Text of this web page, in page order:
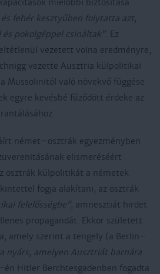
mielőbbi biztosítása
és fehér kesztyűben folytatta azt,
pokolgéppel csináltak”. Ez
vezetett volna eredményre,
vezette Ausztria külpolitikai
Mussolinitól való növekvő függése
egyre kevésbé fűződött érdeke az
német–osztrák egyezményben
elismeréséért
osztrák külpolitikát a németek
fogja alakítani, az osztrák
felelősségbe”, amnesztiát hirdet
propagandát. Ekkor született
amely szerint a tengely (a Berlin–
a nyárs, amelyen Ausztriát barnára
én Hitler Berchtesgadenben fogadta